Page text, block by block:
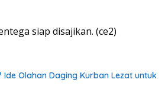
siap disajikan. (ce2)
Ide Olahan Daging Kurban Lezat untuk